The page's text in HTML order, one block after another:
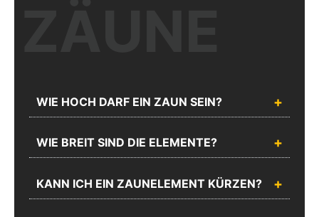
Sie mit
uns
Unseren
Rufen Sie
Sie erreichen
uns unter
WIE HOCH DARF EIN ZAUN SEIN?
WIE BREIT SIND DIE ELEMENTE?
KANN ICH EIN ZAUNELEMENT KÜRZEN?